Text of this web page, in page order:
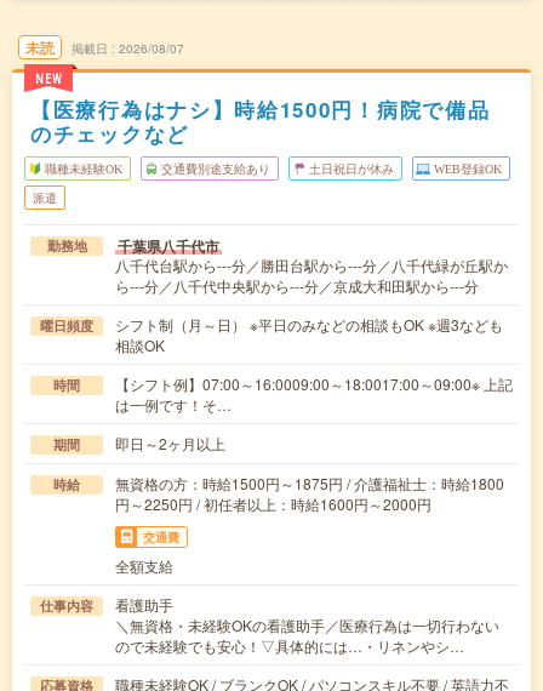
未読
NEW
掲載日 2026/08/07
【医療行為はナシ】時給1500円！病院で備品
のチェックなど
職種未経験OK 交通費別途支給あり 土日祝日が休み WEB登録OK
派遣
勤務地 千葉県八千代市
八千代台駅から---分／勝田台駅から---分／八千代緑が丘駅か
ら---分／八千代中央駅から---分／京成大和田駅から---分
曜日頻度
シフト制（月～日） ※平日のみなどの相談もOK ※週3なども
相談OK
時間
【シフト例】07:00～16:0009:00～18:0017:00～09:00※ 上記
は一例です！そ…
期間 即日～2ヶ月以上
時給
無資格の方：時給1500円～1875円 / 介護福祉士：時給1800
円～2250円 / 初任者以上：時給1600円～2000円
交通費
全額支給
仕事内容
看護助手
＼無資格・未経験OKの看護助手／医療行為は一切行わない
ので未経験でも安心！▽具体的には…・リネンやシ…
応募資格 職種未経験OK / ブランクOK / パソコンスキル不要 / 英語力不